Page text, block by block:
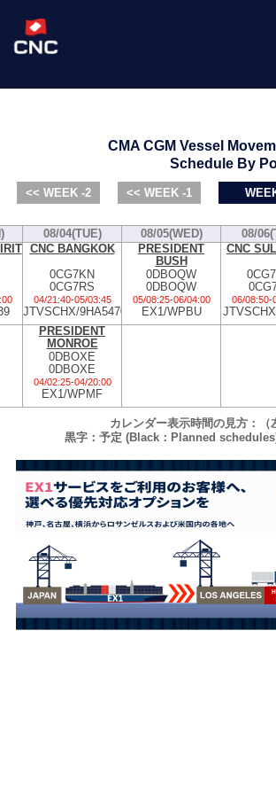
CMA CGM Vessel
Schedule By
<< WEEK -2 << WEEK -1
08/04(TUE) 08/05(WED) 08/
CNC BANGKOK
0CG7KN
0CG7RS
04/21:40-05/03:45
JTVSCHX/9HA5470
PRESIDENT
BUSH
0DBOQW
0DBOQW
05/08:25-06/04:00
EX1/WPBU
CNC
06/08:50-
PRESIDENT
MONROE
0DBOXE
0DBOXE
04/02:25-04/20:00
EX1/WPMF
カレンダー表示時間の見方：
黒字：予定 (Black：Planned